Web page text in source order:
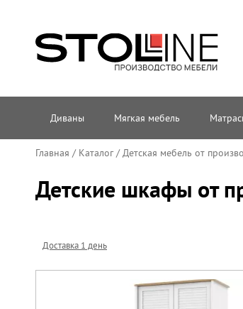
Диваны Мягкая мебель
Главная / Каталог/Детская мебель от
Детские шкафы от
Доставка 1 день